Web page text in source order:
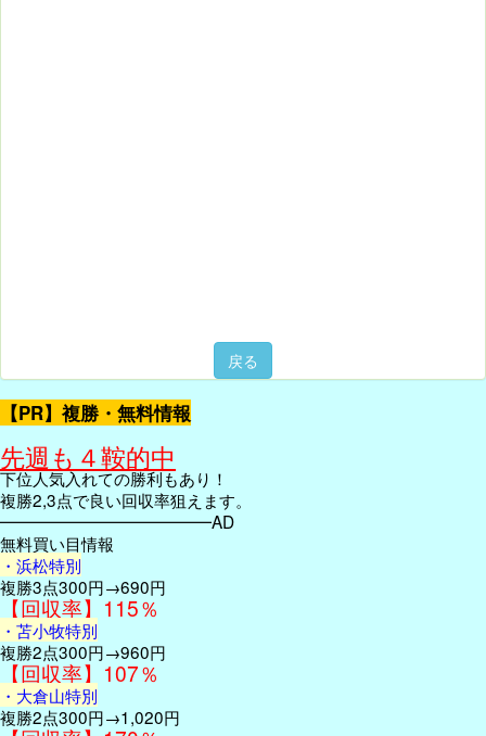
戻る
【PR】複勝・無料情報
先週も４鞍的中
下位人気入れての勝利もあり！
複勝2,3点で良い回収率狙えます。
━━━━━━━━━━━━━AD
無料買い目情報
・浜松特別
複勝3点300円→690円
【回収率】115％
・苫小牧特別
複勝2点300円→960円
【回収率】107％
・大倉山特別
複勝2点300円→1,020円